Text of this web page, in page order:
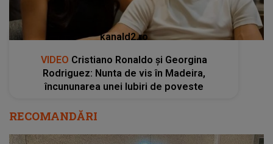
kanald2.ro
VIDEO Cristiano Ronaldo și Georgina
Rodriguez: Nunta de vis în Madeira,
încununarea unei Iubiri de poveste
RECOMANDĂRI